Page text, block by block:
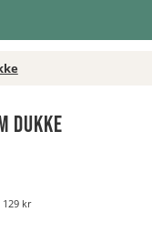
Dukke
129 kr